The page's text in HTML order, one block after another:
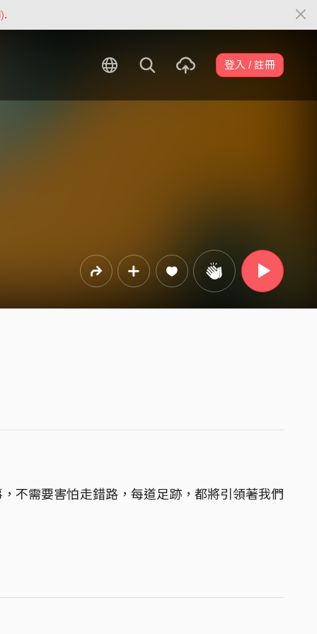
.
登入 / 註冊
不需要害怕走錯路，每道足跡，都將引領著我們
HoNi